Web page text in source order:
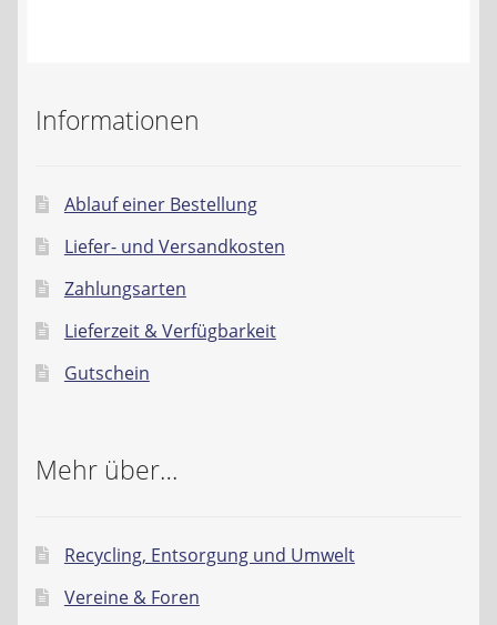
Widerrufsbelehrung
Datenschutzerklärung
Impressum
Informationen
Ablauf einer Bestellung
Liefer- und Versandkosten
Zahlungsarten
Lieferzeit & Verfügbarkeit
Gutschein
Mehr über…
Recycling, Entsorgung und Umwelt
Vereine & Foren